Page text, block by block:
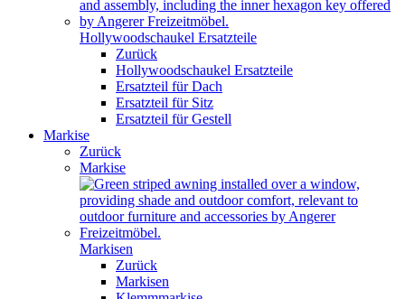
Hollywoodschaukel Ersatzteile
Zurück
Hollywoodschaukel Ersatzteile
Ersatzteil für Dach
Ersatzteil für Sitz
Ersatzteil für Gestell
Markise
Zurück
Markise
Markisen
Zurück
Markisen